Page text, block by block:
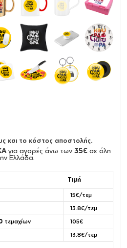
και το κόστος αποστολής.
για αγορές άνω των 35€ σε όλη
Ελλάδα.
Τιμή
15€/τεμ
13.8€/τεμ
τεμαχίων
105€
13.8€/τεμ